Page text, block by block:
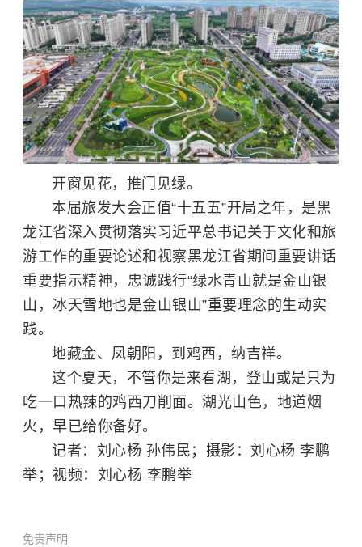
开窗见花，推门见绿。
本届旅发大会正值“十五五”开局之年，是黑
龙江省深入贯彻落实习近平总书记关于文化和旅
游工作的重要论述和视察黑龙江省期间重要讲话
重要指示精神，忠诚践行“绿水青山就是金山银
山，冰天雪地也是金山银山”重要理念的生动实
践。
地藏金、凤朝阳，到鸡西，纳吉祥。
这个夏天，不管你是来看湖，登山或是只为
吃一口热辣的鸡西刀削面。湖光山色，地道烟
火，早已给你备好。
记者：刘心杨 孙伟民；摄影：刘心杨 李鹏
举；视频：刘心杨 李鹏举
免责声明